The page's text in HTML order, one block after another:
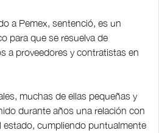
a Pemex, sentenció, es un
para que se resuelva de
a proveedores y contratistas en
muchas de ellas pequeñas y
durante años una relación con
estado, cumpliendo puntualmente